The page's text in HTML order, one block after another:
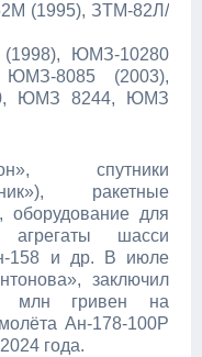
(1995), ЗТМ-82Л/
ЮМЗ-10280
8085 (2003),
ЮМЗ 8244, ЮМЗ
спутники
ракетные
оборудование для
агрегаты шасси
158 и др. В июле
заключил
млн гривен на
Ан-178-100Р
года.